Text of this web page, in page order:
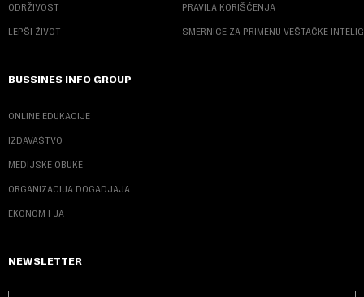
ODRŽIVOST
LEPŠI ŽIVOT
PRAVILA KORIŠĆENJA
SMERNICE ZA PRIMENU VEŠTAČKE
BUSSINES INFO GROUP
ONLINE EDUKACIJE
IZDAVAŠTVO
MEDIJSKE OBUKE
ORGANIZACIJA DOGADJAJA
EKONOM I JA
NEWSLETTER